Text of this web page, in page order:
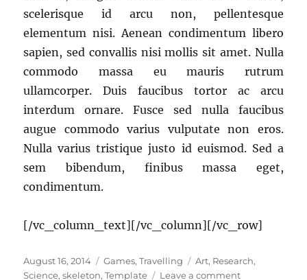
scelerisque id arcu non, pellentesque
elementum nisi. Aenean condimentum libero
sapien, sed convallis nisi mollis sit amet. Nulla
commodo massa eu mauris rutrum
ullamcorper. Duis faucibus tortor ac arcu
interdum ornare. Fusce sed nulla faucibus
augue commodo varius vulputate non eros.
Nulla varius tristique justo id euismod. Sed a
sem bibendum, finibus massa eget,
condimentum.
[/vc_column_text][/vc_column][/vc_row]
Posted
on
August 16, 2014 Categories
Games,Travelling Tags
Art, Research,
Science,skeleton,Template Leave a commenton